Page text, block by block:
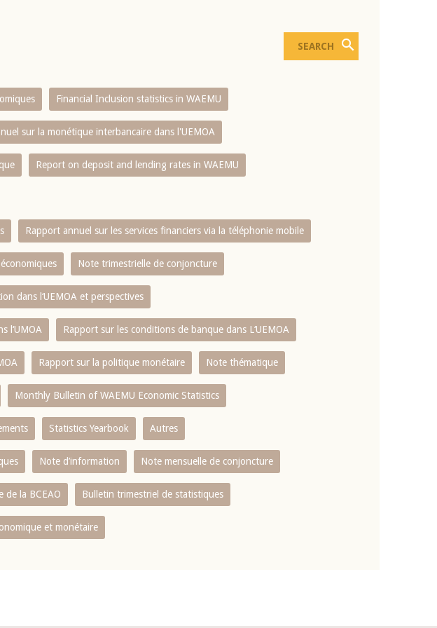
Financial Inclusion statistics in WAEMU
sur la monétique interbancaire dans l'UEMOA
Report on deposit and lending rates in WAEMU
Rapport annuel sur les services financiers via la téléphonie mobile
Note trimestrielle de conjoncture
dans l‘UEMOA et perspectives
l‘UMOA Rapport sur les conditions de banque dans L‘UEMOA
Rapport sur la politique monétaire Note thématique
Monthly Bulletin of WAEMU Economic Statistics
Statistics Yearbook Autres
Note d’information Note mensuelle de conjoncture
de la BCEAO Bulletin trimestriel de statistiques
et monétaire